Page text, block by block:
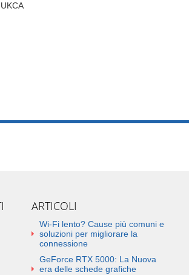
ARTICOLI
Wi-Fi lento? Cause più comuni e
soluzioni per migliorare la
connessione
GeForce RTX 5000: La Nuova
era delle schede grafiche